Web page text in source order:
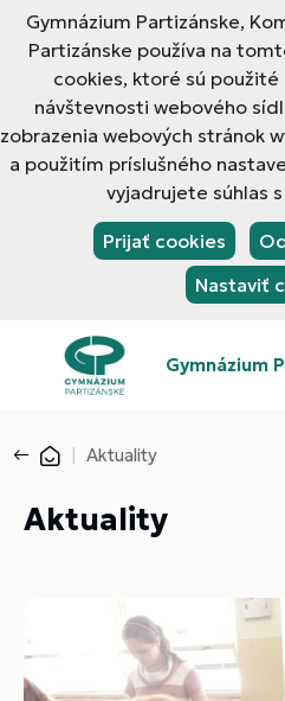
Gymnázium Partizánske,
Partizánske používa na
cookies, ktoré sú použité
návštevnosti webového
zobrazenia webových stránok
a použitím príslušného
vyjadrujete súhlas
Prijať cookies
Nastaviť
Gymnázium
Aktuality
Aktuality